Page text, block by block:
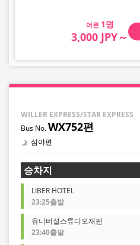
또한 악기, 자전거, 보드와 같은
위험물, 귀중품, 반려동물에 대
어른
3,000 JPY～
WILLER EXPRESS/STAR EXPRESS
WX752편
심야편
승차지
LIBER HOTEL
23:25출발
유니버설스튜디오재팬
23:40출발